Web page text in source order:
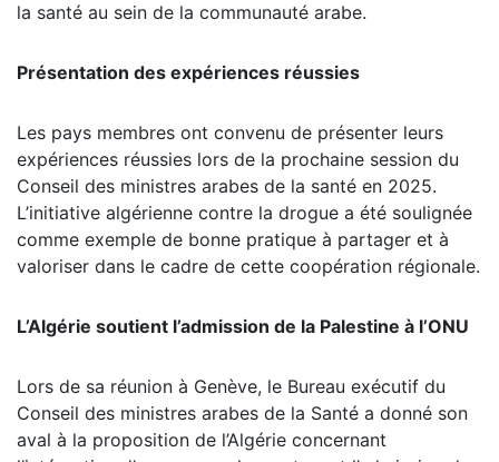
la santé au sein de la communauté arabe.
Présentation des expériences réussies
Les pays membres ont convenu de présenter leurs
expériences réussies lors de la prochaine session du
Conseil des ministres arabes de la santé en 2025.
L’initiative algérienne contre la drogue a été soulignée
comme exemple de bonne pratique à partager et à
valoriser dans le cadre de cette coopération régionale.
L’Algérie soutient l’admission de la Palestine à l’ONU
Lors de sa réunion à Genève, le Bureau exécutif du
Conseil des ministres arabes de la Santé a donné son
aval à la proposition de l’Algérie concernant